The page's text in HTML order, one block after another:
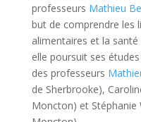
professeurs Mathieu
but de comprendre les
alimentaires et la
elle poursuit ses
des professeurs
de Sherbrooke),
Moncton) et Stéphanie